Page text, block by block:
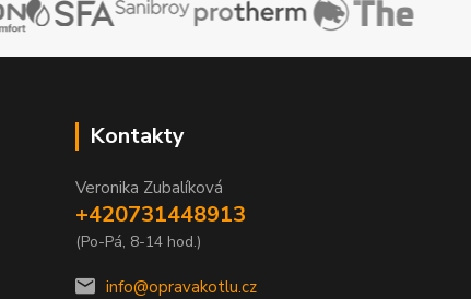
Kontakty
Veronika Zubalíková
+420731448913
(Po-Pá, 8-14 hod.)
info@opravakotlu.cz